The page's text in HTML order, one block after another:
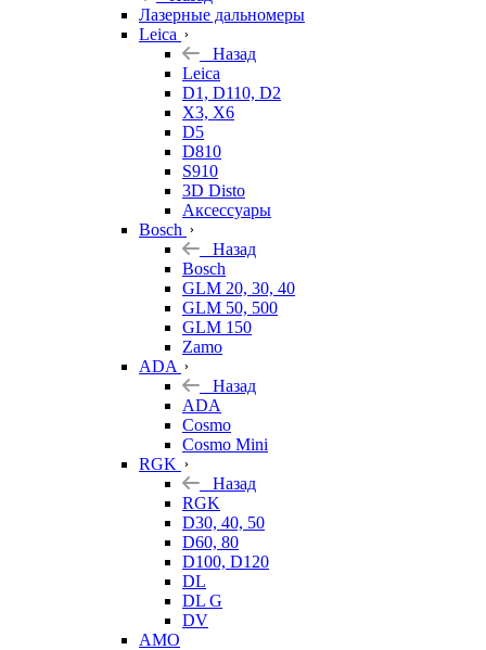
Лазерные дальномеры
Leica
Назад
Leica
D1, D110, D2
X3, X6
D5
D810
S910
3D Disto
Аксессуары
Bosch
Назад
Bosch
GLM 20, 30, 40
GLM 50, 500
GLM 150
Zamo
ADA
Назад
ADA
Cosmo
Cosmo Mini
RGK
Назад
RGK
D30, 40, 50
D60, 80
D100, D120
DL
DL G
DV
AMO